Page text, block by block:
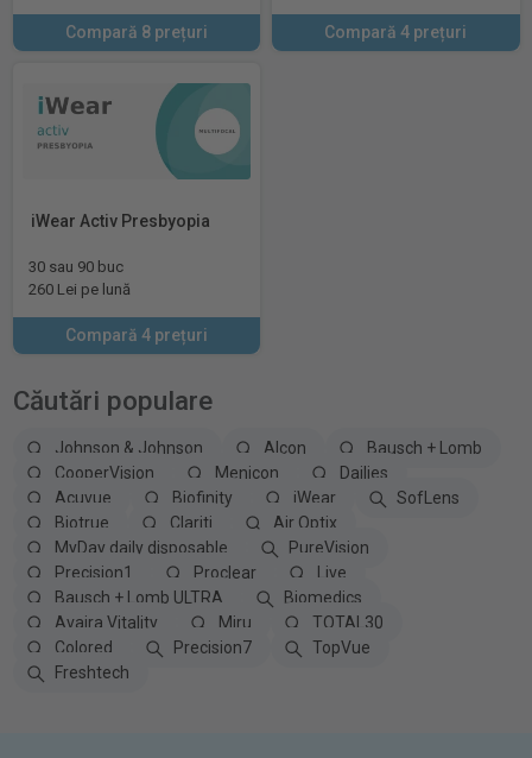
Compară 8 prețuri Compară 4 prețuri
iWear Activ Presbyopia
30 sau 90 buc
260 Lei pe lună
Compară 4 prețuri
Căutări populare
Johnson & Johnson Alcon
Bausch + Lomb
CooperVision
Menicon
Dailies
Acuvue
Biofinity iWear
SofLens
Biotrue
Clariti
Air Optix
MyDay daily disposable
PureVision
Precision1
Proclear
Live
Bausch + Lomb ULTRA
Biomedics
Avaira Vitality
Miru
TOTAL30
Colored
Precision7
TopVue
Freshtech